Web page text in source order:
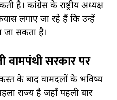
है। कांग्रेस के राष्ट्रीय अध्यक्ष
लगाए जा रहे हैं कि उन्हें
सकता है।
सरकार पर
के बाद वामदलों के भविष्य
राज्य है जहाँ पहली बार